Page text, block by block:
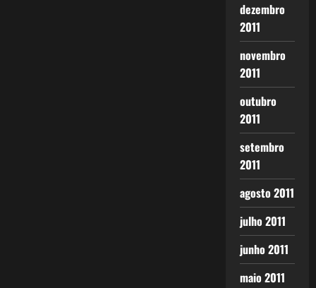
dezembro
2011
novembro
2011
outubro
2011
setembro
2011
agosto 2011
julho 2011
junho 2011
maio 2011